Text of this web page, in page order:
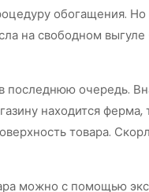
обогащения.
на свободном
последнюю очередь.
находится
товара.
можно с помощью